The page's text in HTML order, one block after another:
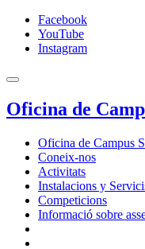
Facebook
YouTube
Instagram
Oficina de
Oficina de Campus
Coneix-nos
Activitats
Instalacions y
Competicions
Informació sobre